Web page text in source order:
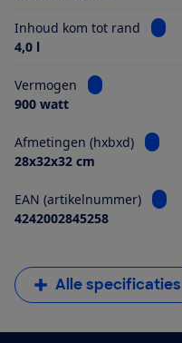
Inhoud kom tot rand
4,0 l
Vermogen
Bekijk
900 watt
Afmetingen (hxbxd)
28x32x32 cm
EAN (artikelnummer)
4242002845258
Alle specificaties